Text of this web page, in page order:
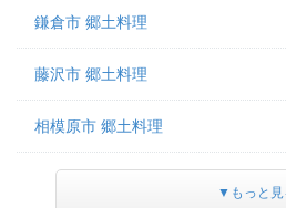
鎌倉市 郷土料理
藤沢市 郷土料理
相模原市 郷土料理
▼もっと見